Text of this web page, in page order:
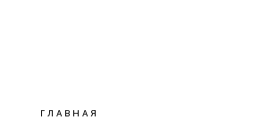
ГЛАВНАЯ